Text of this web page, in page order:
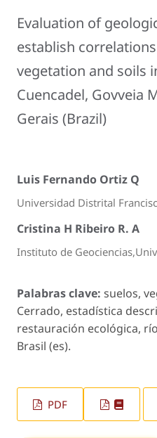
Evaluation of
establish
vegetation and soils
Cuencadel, Govveia
Gerais (Brazil)
Luis Fernando Ortiz Q
Universidad Distrital
Cristina H Ribeiro R. A
Instituto de
Palabras clave: suelos,
Cerrado, estadística
restauración ecológica,
Brasil (es).
PDF